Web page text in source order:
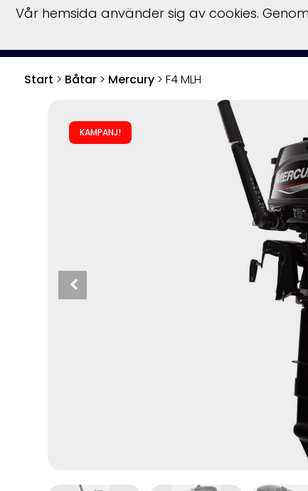
Start > Båtar> Mercury> F4 MLH
KAMPANJ!
Vår hemsida använder sig av cookies.